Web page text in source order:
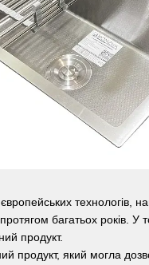
технологів,
багатьох років. У
продукт.
продукт, який могла